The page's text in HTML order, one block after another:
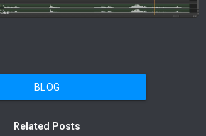
BLOG
Related Posts